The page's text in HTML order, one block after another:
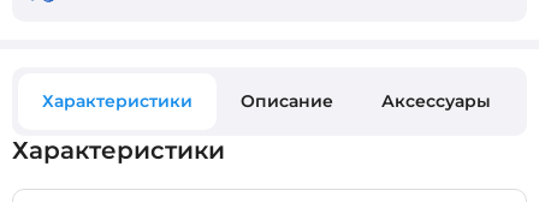
Характеристики Описание Аксессуары
Характеристики